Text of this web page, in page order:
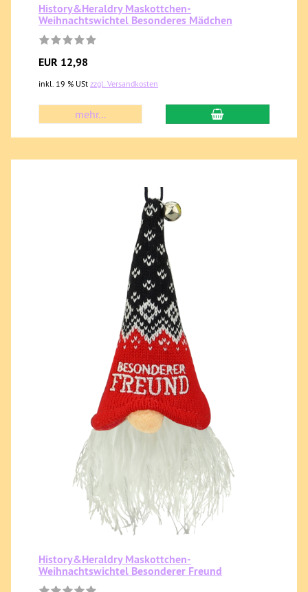
History&Heraldry Maskottchen-
Weihnachtswichtel Besonderes Mädchen
EUR 12,98
inkl. 19 % USt zzgl. Versandkosten
mehr...
History&Heraldry Maskottchen-
Weihnachtswichtel Besonderer Freund